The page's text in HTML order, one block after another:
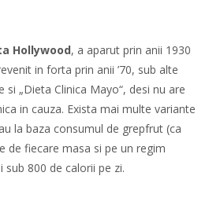
Hollywood, a aparut prin anii 1930
in forta prin anii ’70, sub alte
si „Dieta Clinica Mayo“, desi nu are
in cauza. Exista mai multe variante
la baza consumul de grepfrut (ca
de fiecare masa si pe un regim
800 de calorii pe zi.